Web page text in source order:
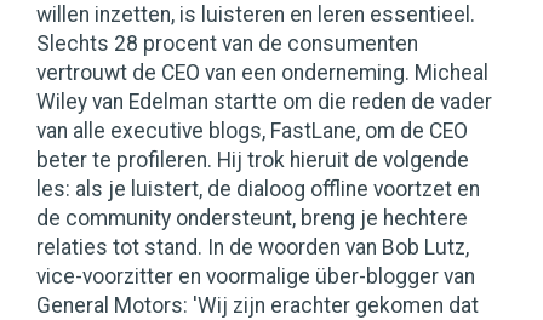
willen inzetten, is luisteren en leren essentieel.
Slechts 28 procent van de consumenten
vertrouwt de CEO van een onderneming. Micheal
Wiley van Edelman startte om die reden de vader
van alle executive blogs, FastLane, om de CEO
beter te profileren. Hij trok hieruit de volgende
les: als je luistert, de dialoog offline voortzet en
de community ondersteunt, breng je hechtere
relaties tot stand. In de woorden van Bob Lutz,
vice-voorzitter en voormalige über-blogger van
General Motors: 'Wij zijn erachter gekomen dat